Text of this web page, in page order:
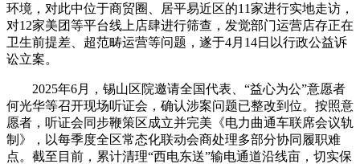
环境，对此中位于商贸圈、居平易近区的11家进行实地走访，
对12家美团等平台线上店肆进行筛查，发觉部门运营店存正在
卫生前提差、超范畴运营等问题，遂于4月14日以行政公益诉
讼立案。
2025年6月，锡山区院邀请全国代表、“益心为公”意愿者
何光华等召开现场听证会，确认涉案问题已整改到位。按照意
愿者，听证会同步鞭策区成立并完美《电力曲通车联席会议轨
制》，以每季度全区常态化联动会商处理多部分协同履职难
点。截至目前，累计清理“西电东送”输电通道沿线亩，切实保